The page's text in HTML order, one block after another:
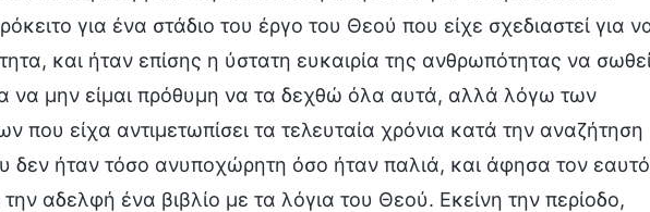
για ένα στάδιο του έργο του Θεού που είχε σχεδιαστεί για
και ήταν επίσης η ύστατη ευκαιρία της ανθρωπότητας να
να μην είμαι πρόθυμη να τα δεχθώ όλα αυτά, αλλά λόγω των
που είχα αντιμετωπίσει τα τελευταία χρόνια κατά την αναζήτηση
δεν ήταν τόσο ανυποχώρητη όσο ήταν παλιά, και άφησα τον εαυτό
αδελφή ένα βιβλίο με τα λόγια του Θεού. Εκείνη την περίοδο,